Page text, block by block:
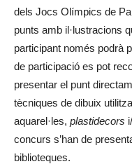
dels Jocs Olímpics de
punts amb il·lustracions
participant només podrà
de participació es pot
presentar el punt
tècniques de dibuix
aquarel·les, plastidecors
concurs s’han de
biblioteques.